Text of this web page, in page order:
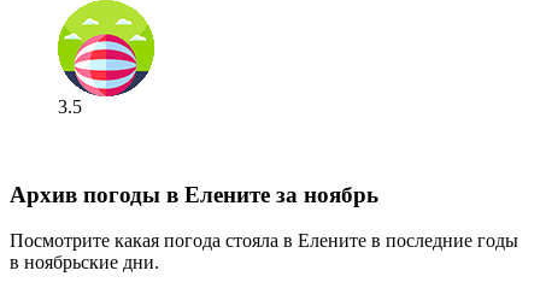
3.5
Архив погоды в Елените за ноябрь
Посмотрите какая погода стояла в Елените в последние годы
в ноябрьские дни.